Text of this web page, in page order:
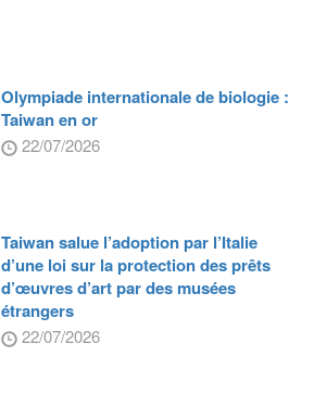
Olympiade internationale de biologie :
Taiwan en or
22/07/2026
Taiwan salue l’adoption par l’Italie
d’une loi sur la protection des prêts
d’œuvres d’art par des musées
étrangers
22/07/2026